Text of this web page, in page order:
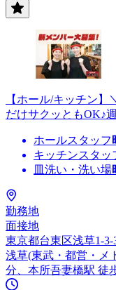
【ホール/キッチン
だけサクッともOK♪
ホールスタッフ
キッチンスタッ
皿洗い・洗い場
勤務地
面接地
東京都台東区浅草1-3-
浅草(東武・都営・メ
分、本所吾妻橋駅 徒